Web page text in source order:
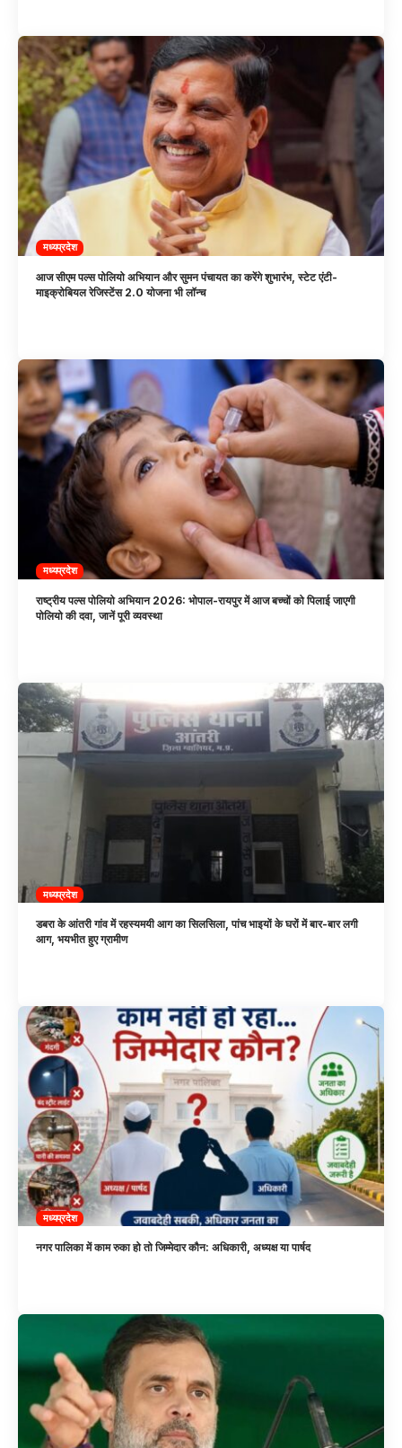
मध्यप्रदेश
आज सीएम पल्स पोलियो अभियान और सुमन पंचायत का करेंगे शुभारंभ, स्टेट एंटी-
माइक्रोबियल रेजिस्टेंस 2.0 योजना भी लॉन्च
मध्यप्रदेश
राष्ट्रीय पल्स पोलियो अभियान 2026: भोपाल-रायपुर में आज बच्चों को पिलाई जाएगी
पोलियो की दवा, जानें पूरी व्यवस्था
मध्यप्रदेश
डबरा के आंतरी गांव में रहस्यमयी आग का सिलसिला, पांच भाइयों के घरों में बार-बार लगी
आग, भयभीत हुए ग्रामीण
मध्यप्रदेश
नगर पालिका में काम रुका हो तो जिम्मेदार कौन: अधिकारी, अध्यक्ष या पार्षद